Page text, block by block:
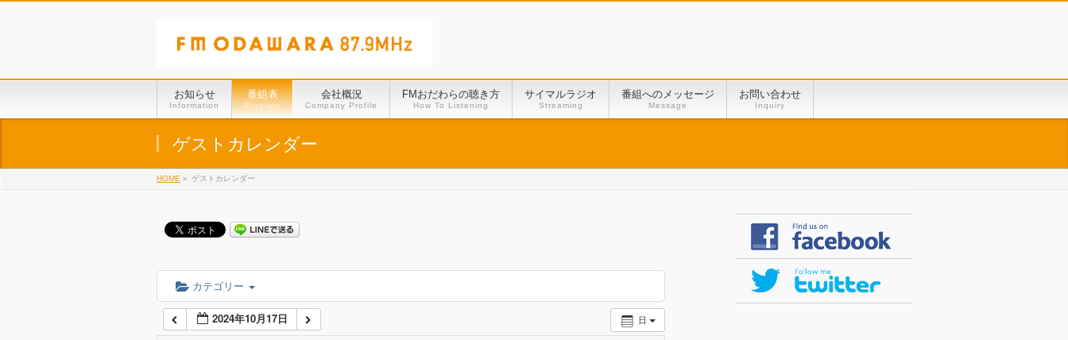
お知らせ
Information
番組表
Program
会社概況
Company Profile
FMおだわらの聴き方
How To Listening
サイマルラジオ
Streaming
番組へのメッセージ
Message
お問い合わせ
Inquiry
ゲストカレンダー
HOME » ゲストカレンダー
カテゴリー
日
2024年10月17日
01:00
02:00
03:00
04:00
05:00
06:00
07:00